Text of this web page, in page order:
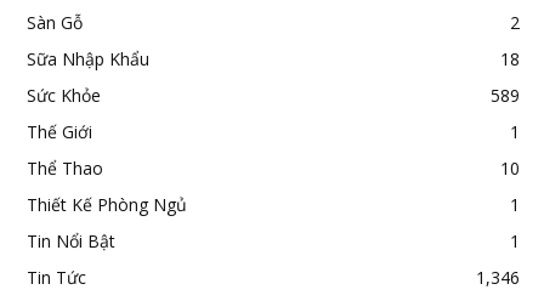
Sàn Gỗ
2
Sữa Nhập Khẩu
18
Sức Khỏe
589
Thế Giới
1
Thể Thao
10
Thiết Kế Phòng Ngủ
1
Tin Nổi Bật
1
Tin Tức
1,346